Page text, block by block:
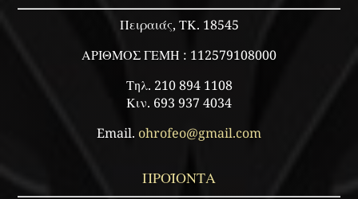
Πειραιάς, ΤΚ. 18545
ΑΡΙΘΜΟΣ ΓΕΜΗ : 112579108000
Τηλ. 210 894 1108
Κιν. 693 937 4034
Email. ohrofeo@gmail.com
ΠΡΟΪΟΝΤΑ